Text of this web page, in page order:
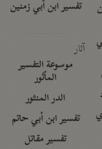
تفسير ابن أبي زمنين
آثار
موسوعة التفسير
المأثور
الدر المنثور
تفسير ابن أبي حاتم
تفسير مقاتل